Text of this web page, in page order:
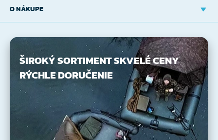
O NÁKUPE
ŠIROKÝ SORTIMENTSKVELÉ CENY
RÝCHLE DORUČENIE